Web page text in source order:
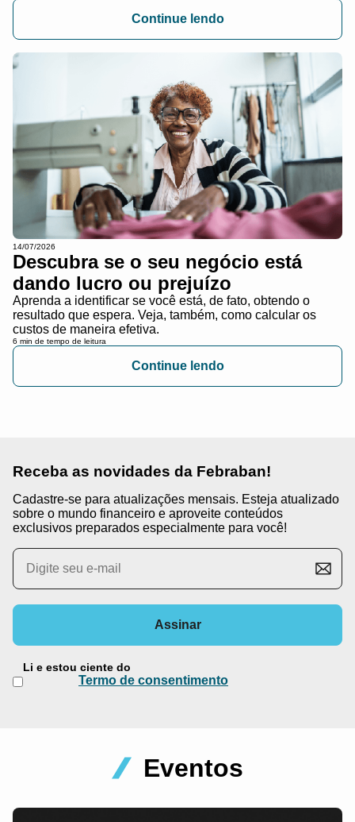
Continue lendo
14/07/2026
Descubra se o seu negócio está
dando lucro ou prejuízo
Aprenda a identificar se você está, de fato, obtendo o
resultado que espera. Veja, também, como calcular os
custos de maneira efetiva.
6 min de tempo de leitura
Continue lendo
Receba as novidades da Febraban!
Cadastre-se para atualizações mensais. Esteja atualizado
sobre o mundo financeiro e aproveite conteúdos
exclusivos preparados especialmente para você!
Assinar
Li e estou ciente do
Termo de consentimento
Eventos